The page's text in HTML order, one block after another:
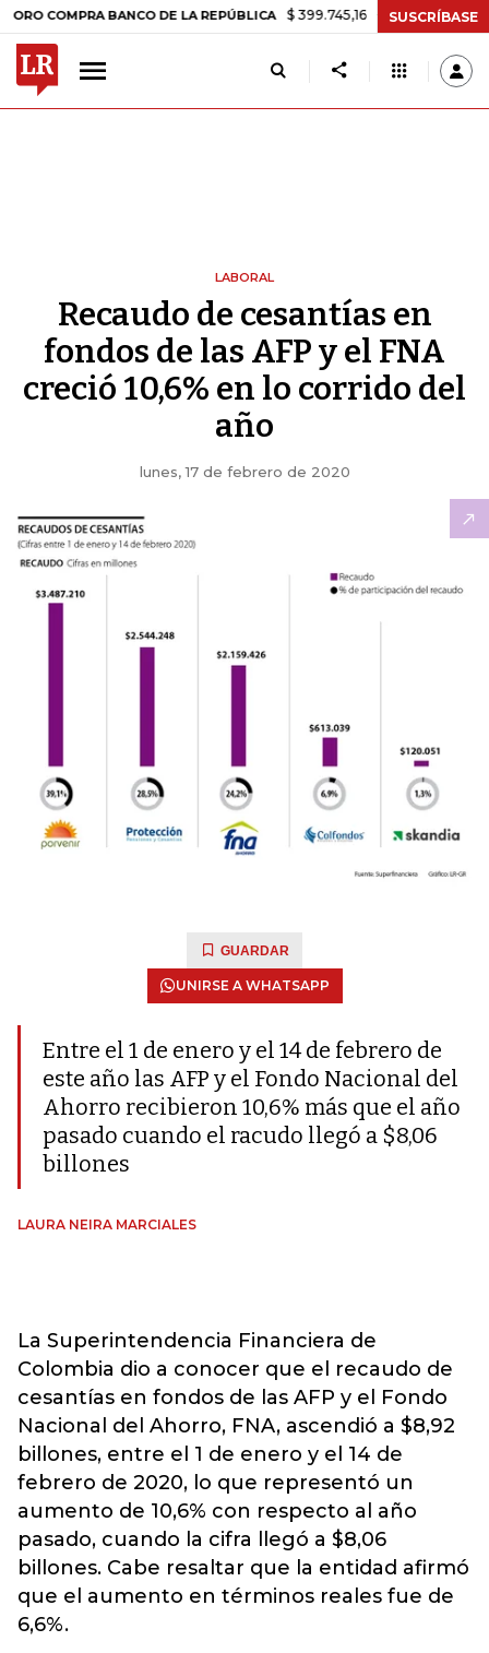
BANCO DE LA REPÚBLICA $ 399.745,16 +$ 2.295,71 +0,58%
SUSCRÍBASE
LABORAL
Recaudo de cesantías en
fondos de las AFP y el FNA
creció 10,6% en lo corrido del
año
lunes, 17 de febrero de 2020
GUARDAR
UNIRSE A WHATSAPP
Entre el 1 de enero y el 14 de febrero de
este año las AFP y el Fondo Nacional del
Ahorro recibieron 10,6% más que el año
pasado cuando el racudo llegó a $8,06
billones
LAURA NEIRA MARCIALES
La Superintendencia Financiera de
Colombia dio a conocer que el recaudo de
cesantías en fondos de las AFP y el Fondo
Nacional del Ahorro, FNA, ascendió a $8,92
billones, entre el 1 de enero y el 14 de
febrero de 2020, lo que representó un
aumento de 10,6% con respecto al año
pasado, cuando la cifra llegó a $8,06
billones. Cabe resaltar que la entidad afirmó
que el aumento en términos reales fue de
6,6%.